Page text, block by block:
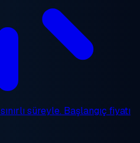
süreyle. Başlangıç fiyatı